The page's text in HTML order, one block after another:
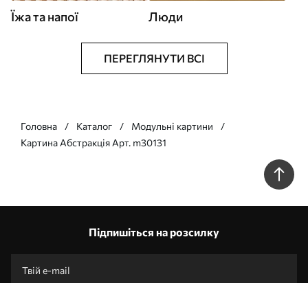
Їжа та напої Люди
ПЕРЕГЛЯНУТИ ВСІ
Головна Каталог
Модульні картини
Картина Абстракція Арт. m30131
Підпишіться на розсилку